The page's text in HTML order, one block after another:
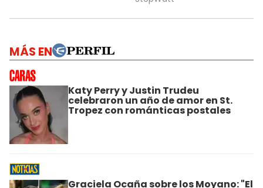
MÁS EN
Katy Perry y Justin Trudeu
celebraron un año de amor en St.
Tropez con románticas postales
Graciela Ocaña sobre los Moyano: "El